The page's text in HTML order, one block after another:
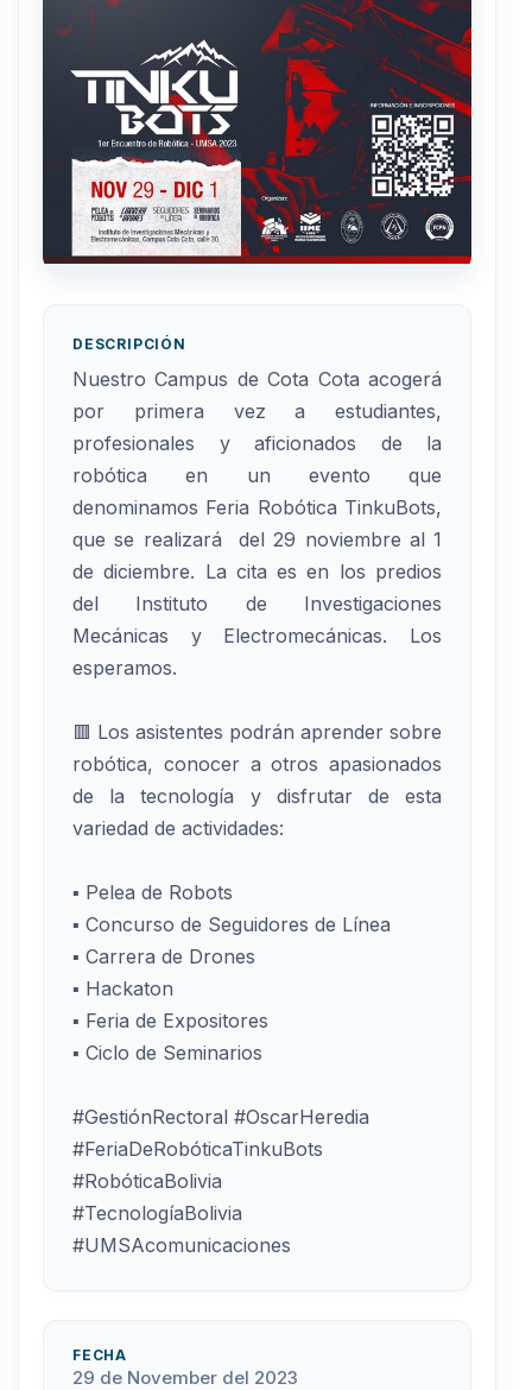
DESCRIPCIÓN
Nuestro Campus de Cota Cota acogerá
por primera vez a estudiantes,
profesionales y aficionados de la
robótica en un evento que
denominamos Feria Robótica TinkuBots,
que se realizará del 29 noviembre al 1
de diciembre. La cita es en los predios
del Instituto de Investigaciones
Mecánicas y Electromecánicas. Los
esperamos.
🟥 Los asistentes podrán aprender sobre
robótica, conocer a otros apasionados
de la tecnología y disfrutar de esta
variedad de actividades:
▪ Pelea de Robots
▪ Concurso de Seguidores de Línea
▪ Carrera de Drones
▪ Hackaton
▪ Feria de Expositores
▪ Ciclo de Seminarios
#GestiónRectoral #OscarHeredia
#FeriaDeRobóticaTinkuBots
#RobóticaBolivia
#TecnologíaBolivia
#UMSAcomunicaciones
FECHA
29 de November del 2023